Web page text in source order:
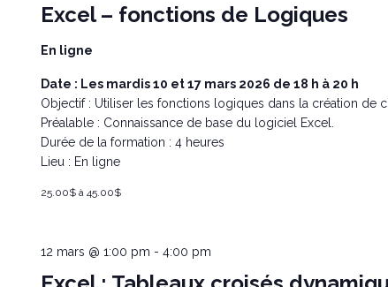
Excel – fonctions de Logiques
En ligne
Date : Les mardis 10 et 17 mars 2026 de 18 h à 20 h
Objectif : Utiliser les fonctions logiques dans la création de
Préalable : Connaissance de base du logiciel Excel.
Durée de la formation : 4 heures
Lieu : En ligne
25.00$ à 45.00$
12 mars @ 1:00 pm - 4:00 pm